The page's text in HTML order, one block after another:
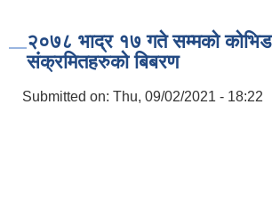
२०७८ भाद्र १७ गते सम्मको कोभिड
संक्रमितहरुको बिबरण
Submitted on: Thu, 09/02/2021 - 18:22